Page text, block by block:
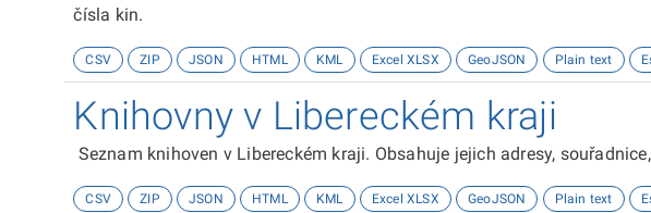
čísla kin.
CSV ZIP JSON HTML KML Excel XLSX GeoJSON Plain text
Knihovny v Libereckém kraji
Seznam knihoven v Libereckém kraji. Obsahuje jejich adresy,
CSV ZIP JSON HTML KML Excel XLSX GeoJSON Plain text